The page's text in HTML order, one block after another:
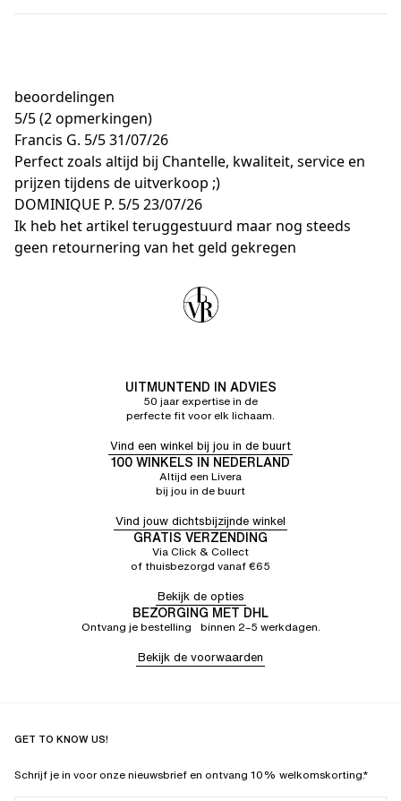
beoordelingen
5/5(2 opmerkingen)
Francis G. 5/531/07/26
Perfect zoals altijd bij Chantelle, kwaliteit, service en
prijzen tijdens de uitverkoop ;)
DOMINIQUE P. 5/523/07/26
Ik heb het artikel teruggestuurd maar nog steeds
geen retournering van het geld gekregen
UITMUNTEND IN ADVIES
50 jaar expertise in de
perfecte fit voor elk lichaam.
Vind een winkel bij jou in de buurt
100 WINKELS IN NEDERLAND
Altijd een Livera
bij jou in de buurt
Vind jouw dichtsbijzijnde winkel
GRATIS VERZENDING
Via Click & Collect
of thuisbezorgd vanaf €65
Bekijk de opties
BEZORGING MET DHL
Ontvang je bestelling binnen 2–5 werkdagen.
Bekijk de voorwaarden
GET TO KNOW US!
Schrijf je in voor onze nieuwsbrief en ontvang 10% welkomskorting.*